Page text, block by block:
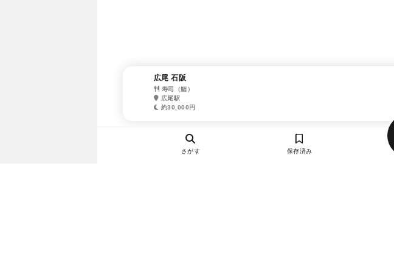
広尾 石阪
寿司（鮨）
広尾駅
約30,000円
さがす 保存済み